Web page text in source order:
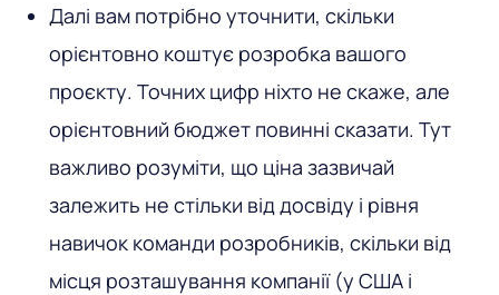
Далі вам потрібно уточнити, скільки
орієнтовно коштує розробка вашого
проєкту. Точних цифр ніхто не скаже, але
орієнтовний бюджет повинні сказати. Тут
важливо розуміти, що ціна зазвичай
залежить не стільки від досвіду і рівня
навичок команди розробників, скільки від
місця розташування компанії (у США і